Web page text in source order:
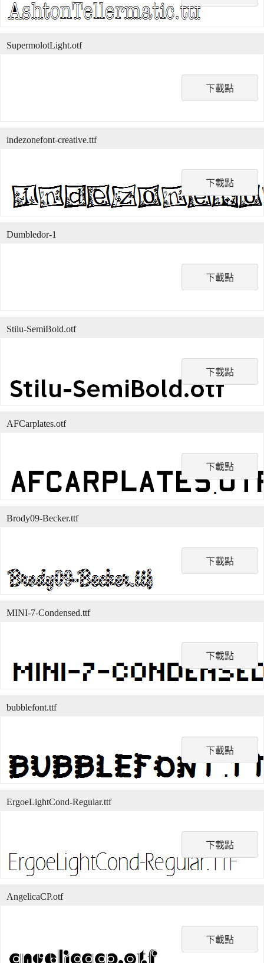
下載點
SupermolotLight.otf
下載點
indezonefont-creative.ttf
下載點
Dumbledor-1
下載點
Stilu-SemiBold.otf
下載點
AFCarplates.otf
下載點
Brody09-Becker.ttf
下載點
MINI-7-Condensed.ttf
下載點
bubblefont.ttf
下載點
ErgoeLightCond-Regular.ttf
下載點
AngelicaCP.otf